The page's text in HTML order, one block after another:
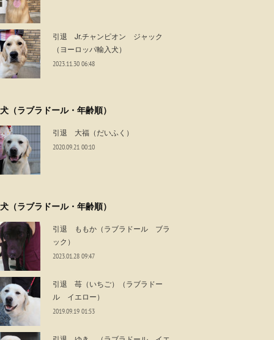
引退 Jr.チャンピオン ジャック
（ヨーロッパ輸入犬）
2023.11.30 06:48
（ラブラドール・年齢順）
引退 大福（だいふく）
2020.09.21 00:10
（ラブラドール・年齢順）
引退 ももか（ラブラドール ブラ
ック）
2023.01.28 09:47
引退 苺（いちご）（ラブラドー
ル イエロー）
2019.09.19 01:53